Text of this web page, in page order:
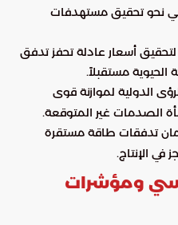
نحو تحقيق مستهدفات
أسعار عادلة تحفز تدفق
الحيوية مستقبلاً.
الدولية لموازنة قوى
الصدمات غير المتوقعة.
تدفقات طاقة مستقرة
الإنتاج.
ومؤشرات